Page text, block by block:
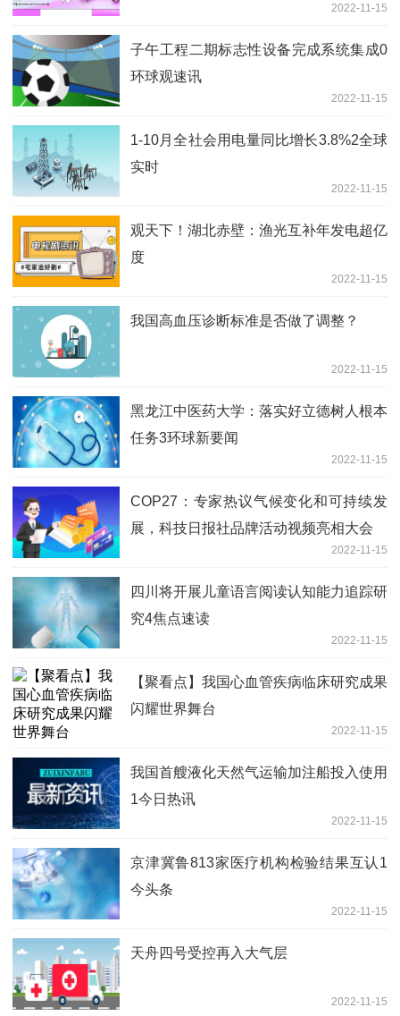
2022-11-15
子午工程二期标志性设备完成系统集成0
环球观速讯
2022-11-15
1-10月全社会用电量同比增长3.8%2全球
实时
2022-11-15
观天下！湖北赤壁：渔光互补年发电超亿
度
2022-11-15
我国高血压诊断标准是否做了调整？
2022-11-15
黑龙江中医药大学：落实好立德树人根本
任务3环球新要闻
2022-11-15
COP27：专家热议气候变化和可持续发
展，科技日报社品牌活动视频亮相大会
2022-11-15
四川将开展儿童语言阅读认知能力追踪研
究4焦点速读
2022-11-15
【聚看点】我国心血管疾病临床研究成果
闪耀世界舞台
2022-11-15
我国首艘液化天然气运输加注船投入使用
1今日热讯
2022-11-15
京津冀鲁813家医疗机构检验结果互认1
今头条
2022-11-15
天舟四号受控再入大气层
2022-11-15